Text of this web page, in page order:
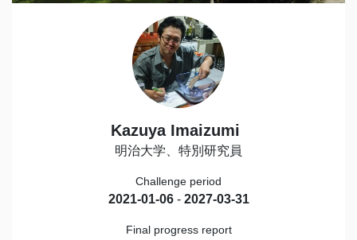
Kazuya Imaizumi
明治大学、特別研究員
Challenge period
2021-01-06- 2027-03-31
Final progress report